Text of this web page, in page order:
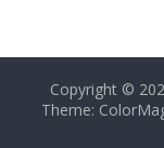
Copyright ©
Theme: